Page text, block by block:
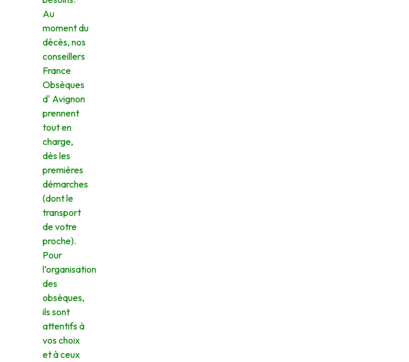
Au
moment du
décès, nos
conseillers
France
Obsèques
d' Avignon
prennent
tout en
charge,
dès les
premières
démarches
(dont le
transport
de votre
proche).
Pour
l’organisation
des
obsèques,
ils sont
attentifs à
vos choix
et à ceux